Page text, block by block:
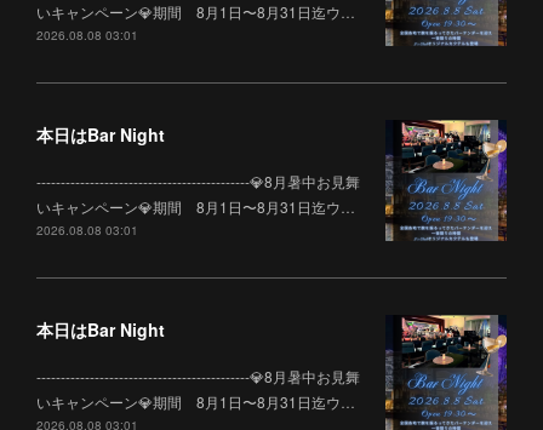
いキャンペーン💎期間 8月1日〜8月31日迄ウ…
2026.08.08 03:01
本日はBar Night
--------------------------------------------💎8月暑中お見舞
いキャンペーン💎期間 8月1日〜8月31日迄ウ…
2026.08.08 03:01
本日はBar Night
--------------------------------------------💎8月暑中お見舞
いキャンペーン💎期間 8月1日〜8月31日迄ウ…
2026.08.08 03:01